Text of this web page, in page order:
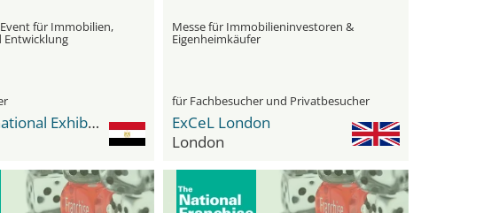
für Immobilien,
Egypt International Exhibition Center
Messe für Immobilieninvestoren &
Eigenheimkäufer
für Fachbesucher und Privatbesucher
ExCeL London
London